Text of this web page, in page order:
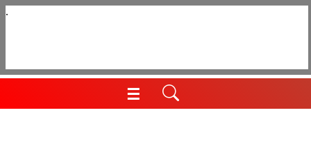
Aller
☰
Menu